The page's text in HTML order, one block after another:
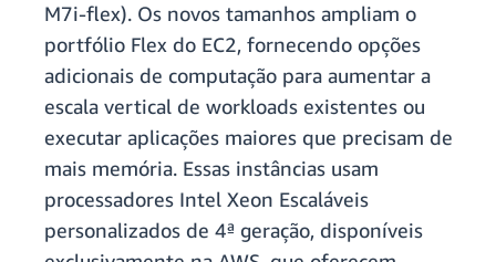
M7i-flex). Os novos tamanhos ampliam o
portfólio Flex do EC2, fornecendo opções
adicionais de computação para aumentar a
escala vertical de workloads existentes ou
executar aplicações maiores que precisam de
mais memória. Essas instâncias usam
processadores Intel Xeon Escaláveis
personalizados de 4ª geração, disponíveis